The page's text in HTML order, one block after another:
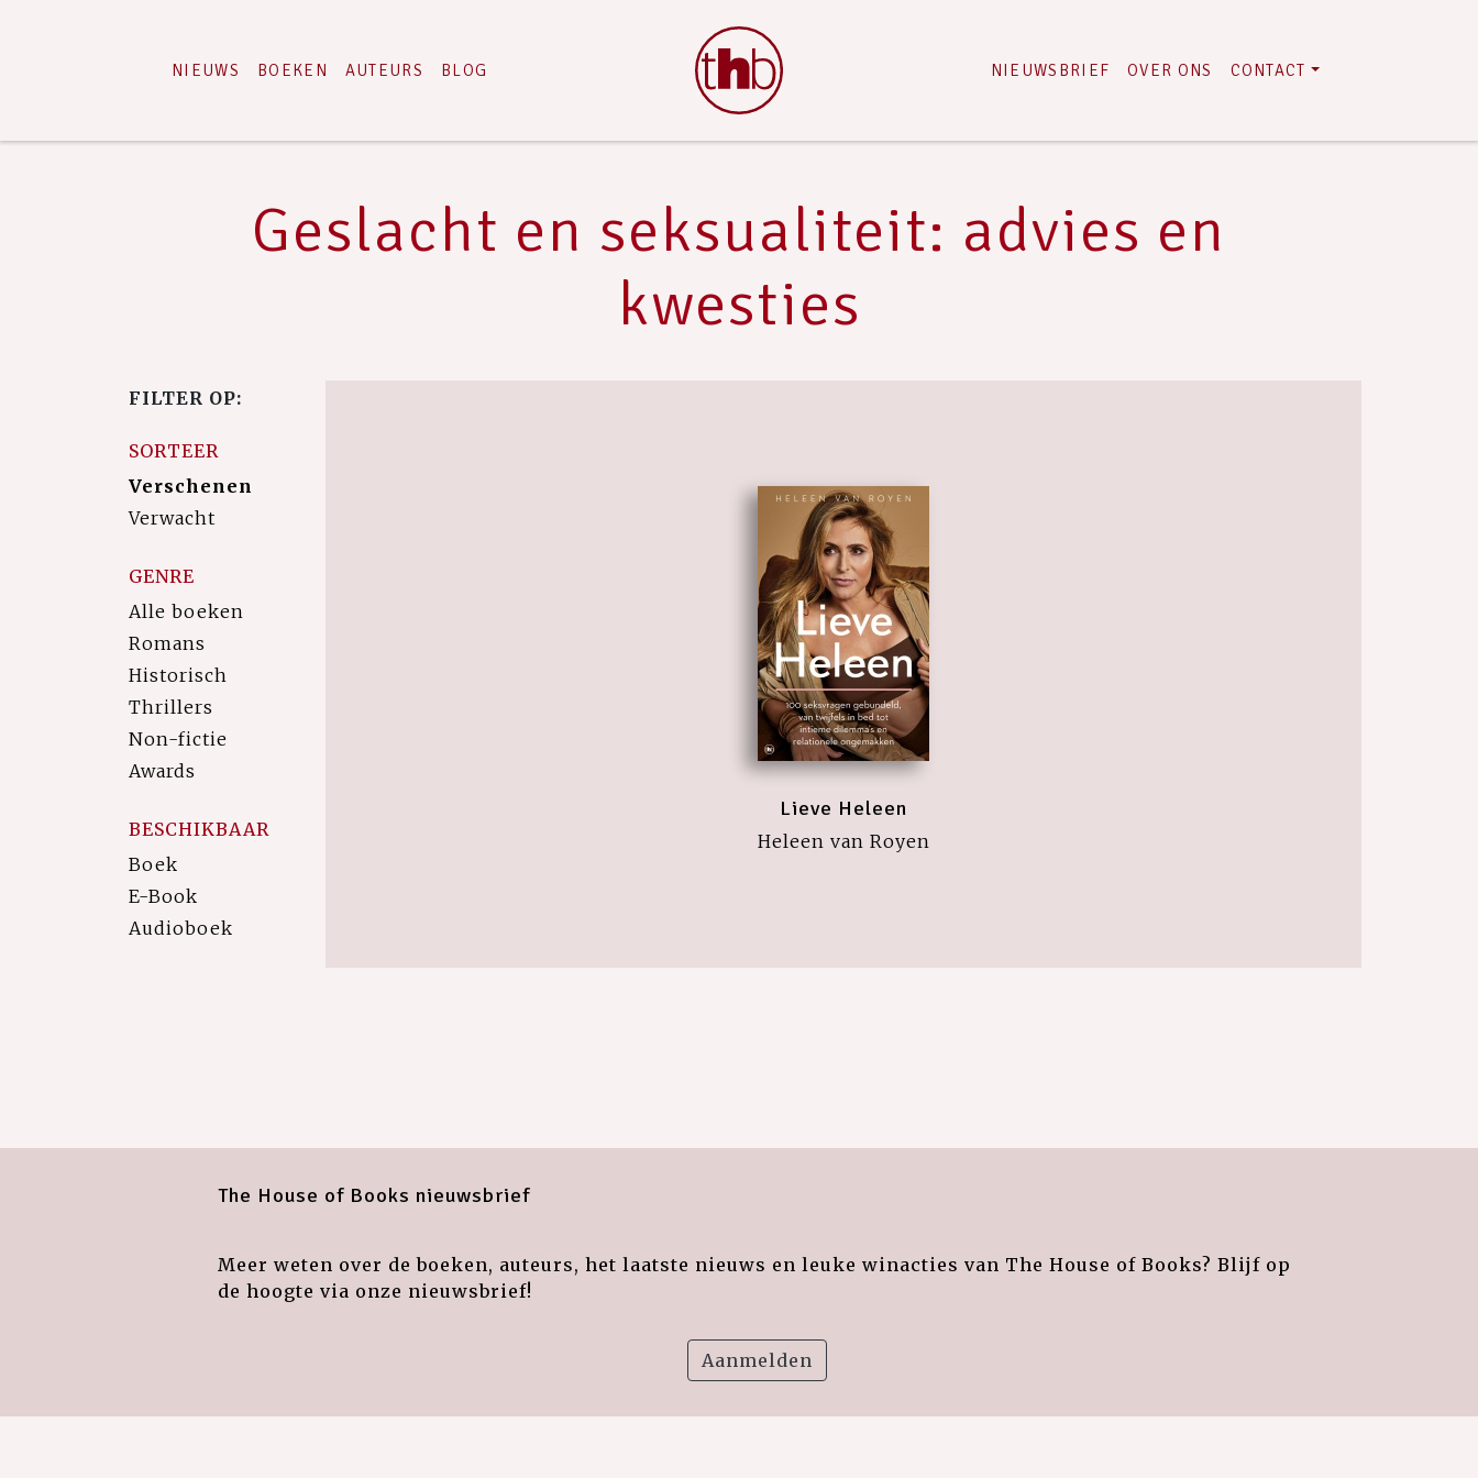
NIEUWS BOEKEN AUTEURS BLOG NIEUWSBRIEF OVER ONS CONTACT
Geslacht en seksualiteit: advies en
kwesties
FILTER OP:
SORTEER
Verschenen
Verwacht
GENRE
Alle boeken
Romans
Historisch
Thrillers
Non-fictie
Awards
BESCHIKBAAR
Boek
E-Book
Audioboek
Lieve Heleen
Heleen van Royen
The House of Books nieuwsbrief
Meer weten over de boeken, auteurs, het laatste nieuws en leuke winacties van The House of Books? Blijf op
de hoogte via onze nieuwsbrief!
Aanmelden